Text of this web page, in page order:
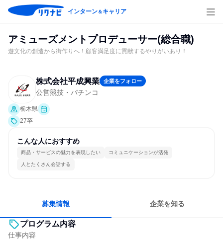
インターン＆キャリア
アミューズメントプロデューサー(総合職)
遊文化の創造から街作りへ！顧客満足度に貢献するやりがいあり！
株式会社平成興業 企業をフォロー
公営競技・パチンコ
栃木県
27卒
こんな人におすすめ
商品・サービスの魅力を表現したい コミュニケーションが活発
人とたくさん会話する
募集情報 企業を知る
プログラム内容
仕事内容